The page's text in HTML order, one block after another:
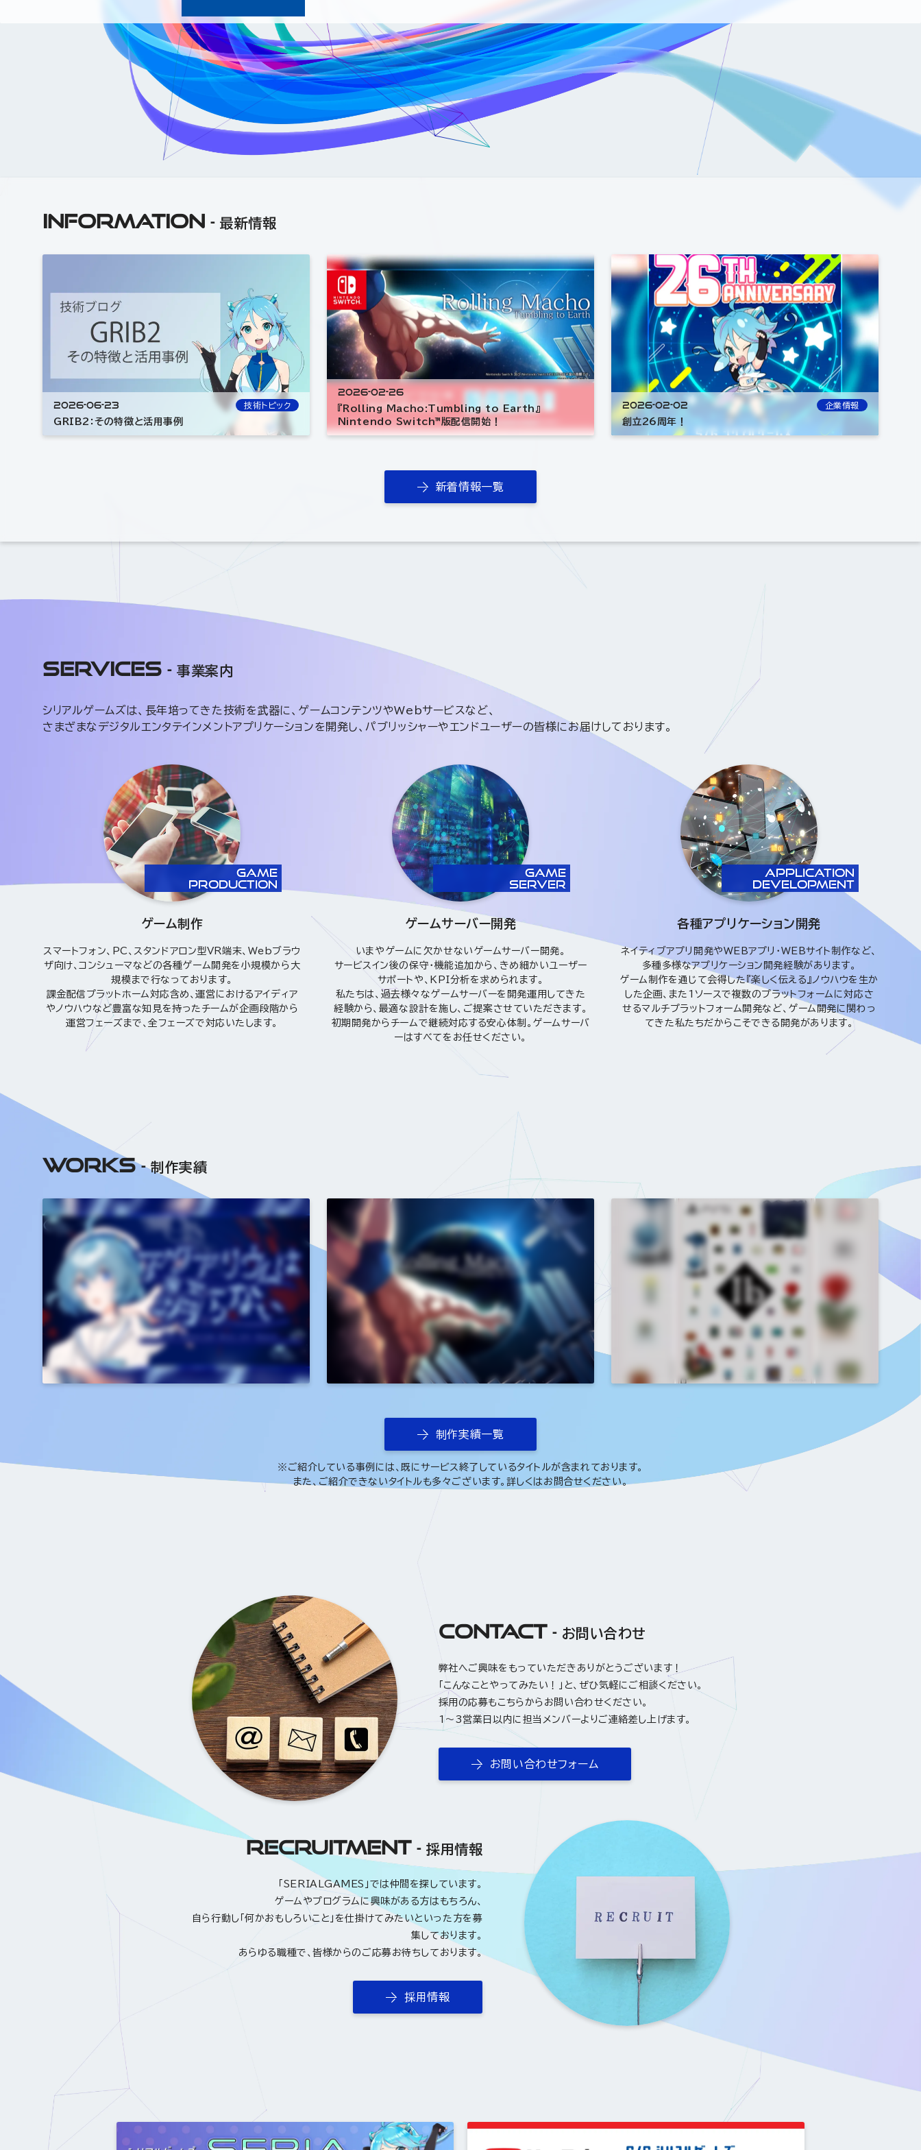
INFORMATION 最新情報
GRIB2：その特徴と活用事例
2026-06-23 技術トピック
『Rolling Macho:Tumbling to Earth』
Nintendo Switch™版配信開始！
2026-02-26
創立26周年！
2026-02-02 企業情報
新着情報一覧
SERVICES 事業案内
シリアルゲームズは、長年培ってきた技術を武器に、ゲームコンテンツやWebサービスなど、
さまざまなデジタルエンタテインメントアプリケーションを開発し、パブリッシャーやエンドユーザーの皆様にお届けしております。
ゲーム制作
スマートフォン、PC、スタンドアロン型VR端末、Webブラウ
ザ向け、コンシューマなどの各種ゲーム開発を小規模から大
規模まで行なっております。
課金配信プラットホーム対応含め、運営におけるアイディア
やノウハウなど豊富な知見を持ったチームが企画段階から
運営フェーズまで、全フェーズで対応いたします。
GAME
PRODUCTION
ゲームサーバー開発
いまやゲームに欠かせないゲームサーバー開発。
サービスイン後の保守・機能追加から、きめ細かいユーザー
サポートや、KPI分析を求められます。
私たちは、過去様々なゲームサーバーを開発運用してきた
経験から、最適な設計を施し、ご提案させていただきます。
初期開発からチームで継続対応する安心体制。ゲームサーバ
ーはすべてをお任せください。
GAME
SERVER
各種アプリケーション開発
ネイティブアプリ開発やWEBアプリ・WEBサイト制作など、
多種多様なアプリケーション開発経験があります。
ゲーム制作を通じて会得した『楽しく伝える』ノウハウを生か
した企画、また1ソースで複数のプラットフォームに対応さ
せるマルチプラットフォーム開発など、ゲーム開発に関わっ
てきた私たちだからこそできる開発があります。
APPLICATION
DEVELOPMENT
WORKS 制作実績
CLIENT 株式会社Gotcha Gotcha Games
CATEGORY コンシューマゲーム CATEGORY
2D/3D/カジュアルゲーム/ソフトウェア/デ
ザイン制作/企画
株式会社アクティブゲーミングメディア様
CATEGORY コンシューマゲーム
制作実績一覧
※ご紹介している事例には、既にサービス終了しているタイトルが含まれております。
また、ご紹介できないタイトルも多々ございます。詳しくはお問合せください。
CONTACT お問い合わせ
弊社へご興味をもっていただきありがとうございます！
「こんなことやってみたい！」と、ぜひ気軽にご相談ください。
採用の応募もこちらからお問い合わせください。
1〜3営業日以内に担当メンバーよりご連絡差し上げます。
お問い合わせフォーム
RECRUITMENT 採用情報
「SERIALGAMES」では仲間を探しています。
ゲームやプログラムに興味がある方はもちろん、
自ら行動し「何かおもしろいこと」を仕掛けてみたいといった方を募
集しております。
あらゆる職種で、皆様からのご応募お待ちしております。
採用情報